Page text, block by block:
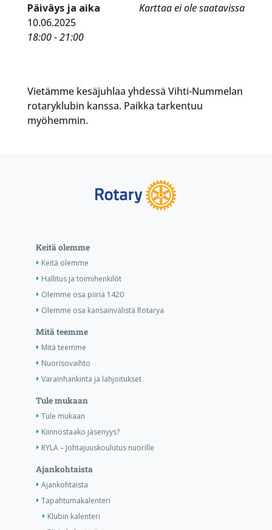
Karttaa ei ole saatavissa
Päiväys ja aika
10.06.2025
18:00 - 21:00
Vietämme kesäjuhlaa yhdessä Vihti-Nummelan
rotaryklubin kanssa. Paikka tarkentuu
myöhemmin.
Keitä olemme
Keitä olemme
Hallitus ja toimihenkilöt
Olemme osa piiriä 1420
Olemme osa kansainvälistä Rotarya
Mitä teemme
Mitä teemme
Nuorisovaihto
Varainhankinta ja lahjoitukset
Tule mukaan
Tule mukaan
Kiinnostaako jäsenyys?
RYLA – Johtajuuskoulutus nuorille
Ajankohtaista
Ajankohtaista
Tapahtumakalenteri
Klubin kalenteri